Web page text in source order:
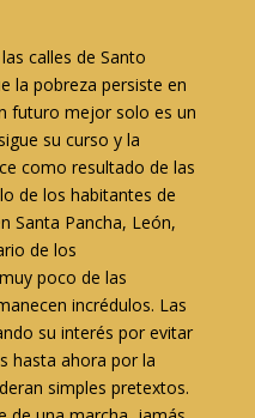
calles de Santo
la pobreza persiste en
futuro mejor solo es un
su curso y la
como resultado de las
de los habitantes de
Santa Pancha, León,
de los
poco de las
incrédulos. Las
su interés por evitar
hasta ahora por la
simples pretextos.